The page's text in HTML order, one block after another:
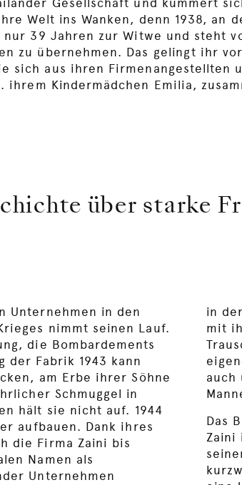
Welt ins Wanken, denn 1938, an
39 Jahren zur Witwe und steht
zu übernehmen. Das gelingt ihr
sich aus ihren Firmenangestellten
ihrem Kindermädchen Emilia,
über starke
Unternehmen in den
nimmt seinen Lauf.
die Bombardements
der Fabrik 1943 kann
am Erbe ihrer Söhne
Schmuggel in
hält sie nicht auf. 1944
aufbauen. Dank ihres
die Firma Zaini bis
Namen als
Unternehmen
in
mit
auch
Das
Zaini